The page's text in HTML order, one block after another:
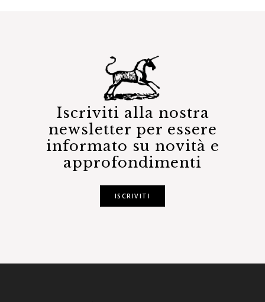
Iscriviti alla nostra
newsletter per essere
informato su novità e
approfondimenti
ISCRIVITI